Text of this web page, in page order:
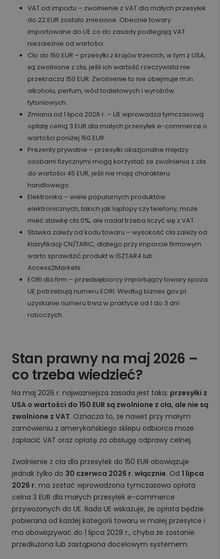
VAT od importu – zwolnienie z VAT dla małych przesyłek
do 22 EUR zostało zniesione. Obecnie towary
importowane do UE co do zasady podlegają VAT
niezależnie od wartości.
Cło do 150 EUR – przesyłki z krajów trzecich, w tym z USA,
są zwolnione z cła, jeśli ich wartość rzeczywista nie
przekracza 150 EUR. Zwolnienie to nie obejmuje m.in.
alkoholu, perfum, wód toaletowych i wyrobów
tytoniowych.
Zmiana od 1 lipca 2026 r. – UE wprowadza tymczasową
opłatę celną 3 EUR dla małych przesyłek e-commerce o
wartości poniżej 150 EUR.
Prezenty prywatne – przesyłki okazjonalne między
osobami fizycznymi mogą korzystać ze zwolnienia z cła
do wartości 45 EUR, jeśli nie mają charakteru
handlowego.
Elektronika – wiele popularnych produktów
elektronicznych, takich jak laptopy czy telefony, może
mieć stawkę cła 0%, ale nadal trzeba liczyć się z VAT.
Stawka zależy od kodu towaru – wysokość cła zależy od
klasyfikacji CN/TARIC, dlatego przy imporcie firmowym
warto sprawdzić produkt w ISZTAR4 lub
Access2Markets.
EORI dla firm – przedsiębiorcy importujący towary spoza
UE potrzebują numeru EORI. Według biznes.gov.pl
uzyskanie numeru trwa w praktyce od 1 do 3 dni
roboczych.
Stan prawny na maj 2026 –
co trzeba wiedzieć?
Na maj 2026 r. najważniejsza zasada jest taka: przesyłki z
USA o wartości do 150 EUR są zwolnione z cła, ale nie są
zwolnione z VAT. Oznacza to, że nawet przy małym
zamówieniu z amerykańskiego sklepu odbiorca może
zapłacić VAT oraz opłatę za obsługę odprawy celnej.
Zwolnienie z cła dla przesyłek do 150 EUR obowiązuje
jednak tylko do 30 czerwca 2026 r. włącznie. Od 1 lipca
2026 r. ma zostać wprowadzona tymczasowa opłata
celna 3 EUR dla małych przesyłek e-commerce
przywożonych do UE. Rada UE wskazuje, że opłata będzie
pobierana od każdej kategorii towaru w małej przesyłce i
ma obowiązywać do 1 lipca 2028 r., chyba że zostanie
przedłużona lub zastąpiona docelowym systemem.